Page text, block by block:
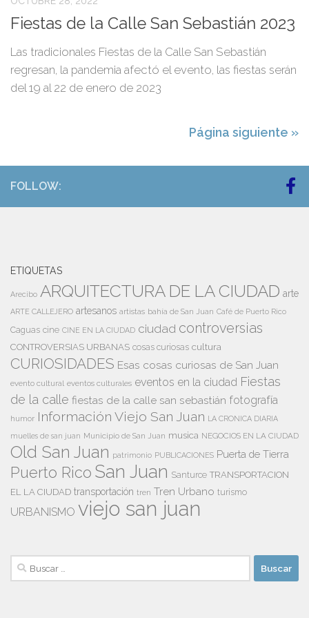
Fiestas de la Calle San Sebastián 2023
Las tradicionales Fiestas de la Calle San Sebastián
regresan, la pandemia afectó el evento, las fiestas serán
del 19 al 22 de enero de 2023
Página siguiente »
FOLLOW:
ETIQUETAS
Arecibo ARQUITECTURA DE LA CIUDAD arte
ARTE CALLEJERO artesanos artistas bahía de San Juan Café de Puerto Rico
Caguas cine CINE EN LA CIUDAD ciudad controversias
CONTROVERSIAS URBANAS cosas curiosas cultura
CURIOSIDADES Esas cosas curiosas de San Juan
evento cultural eventos culturales eventos en la ciudad Fiestas
de la calle fiestas de la calle san sebastián fotografía
humor Información Viejo San Juan LA CRONICA DIARIA
muelles de san juan Municipio de San Juan musica NEGOCIOS EN LA CIUDAD
Old San Juan patrimonio PUBLICACIONES Puerta de Tierra
Puerto Rico San Juan Santurce TRANSPORTACION
EL LA CIUDAD transportación tren Tren Urbano turismo
URBANISMO viejo san juan
Buscar: